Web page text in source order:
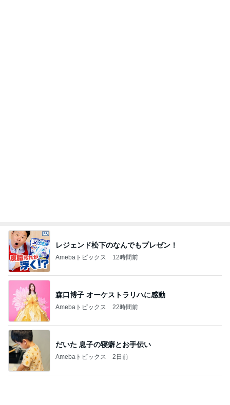
レジェンド松下のなんでもプレゼン！
Amebaトピックス 12時間前
森口博子 オーケストラリハに感動
Amebaトピックス 22時間前
だいた 息子の寝癖とお手伝い
Amebaトピックス 2日前